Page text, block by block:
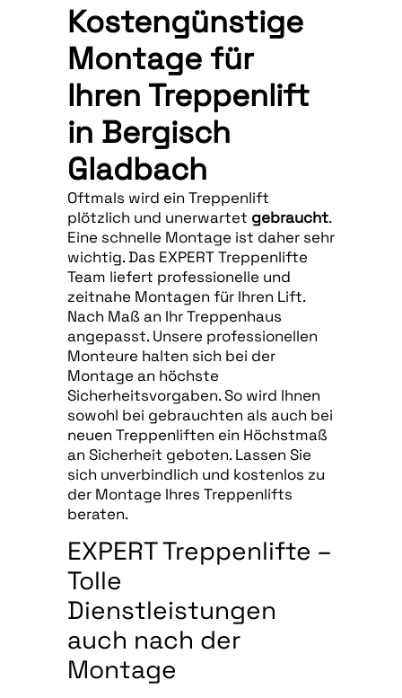
Kostengünstige
Montage für
Ihren Treppenlift
in Bergisch
Gladbach
Oftmals wird ein Treppenlift
plötzlich und unerwartet gebraucht.
Eine schnelle Montage ist daher sehr
wichtig. Das EXPERT Treppenlifte
Team liefert professionelle und
zeitnahe Montagen für Ihren Lift.
Nach Maß an Ihr Treppenhaus
angepasst. Unsere professionellen
Monteure halten sich bei der
Montage an höchste
Sicherheitsvorgaben. So wird Ihnen
sowohl bei gebrauchten als auch bei
neuen Treppenliften ein Höchstmaß
an Sicherheit geboten. Lassen Sie
sich unverbindlich und kostenlos zu
der Montage Ihres Treppenlifts
beraten.
EXPERT Treppenlifte –
Tolle
Dienstleistungen
auch nach der
Montage